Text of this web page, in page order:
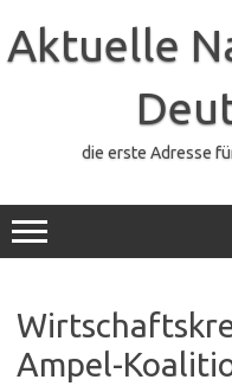
springen
Aktuelle
die erste Adresse
Ampel-